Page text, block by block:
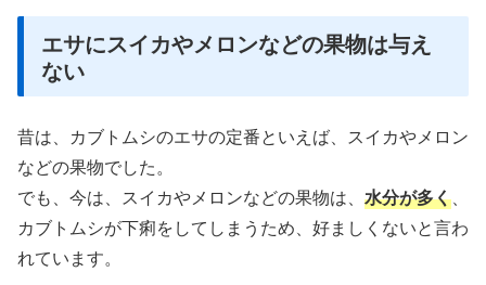
エサにスイカやメロンなどの果物は与え
ない
昔は、カブトムシのエサの定番といえば、スイカやメロン
などの果物でした。
でも、今は、スイカやメロンなどの果物は、 水分が多く
カブトムシが下痢をしてしまうため、好ましくないと言わ
れています。